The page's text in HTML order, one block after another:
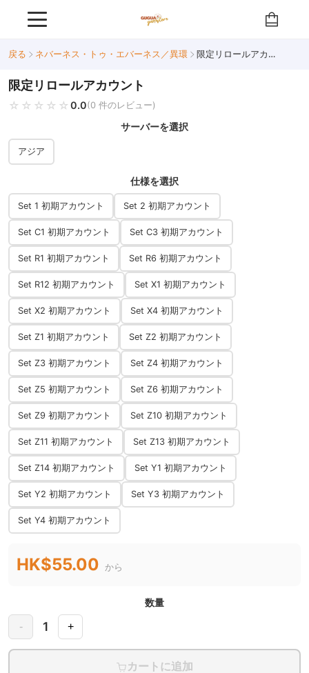
戻る ネバーネス・トゥ・エバーネス／異環 限定リロールアカウント
限定リロールアカウント
☆☆☆☆☆
★★★★★ 0.0(0 件のレビュー)
サーバーを選択
アジア
仕様を選択
Set 1 初期アカウント Set 2 初期アカウント
Set C1 初期アカウント Set C3 初期アカウント
Set R1 初期アカウント Set R6 初期アカウント
Set R12 初期アカウント Set X1 初期アカウント
Set X2 初期アカウント Set X4 初期アカウント
Set Z1 初期アカウント Set Z2 初期アカウント
Set Z3 初期アカウント Set Z4 初期アカウント
Set Z5 初期アカウント Set Z6 初期アカウント
Set Z9 初期アカウント Set Z10 初期アカウント
Set Z11 初期アカウント Set Z13 初期アカウント
Set Z14 初期アカウント Set Y1 初期アカウント
Set Y2 初期アカウント Set Y3 初期アカウント
Set Y4 初期アカウント
HK$55.00 から
数量
- 1 +
カートに追加